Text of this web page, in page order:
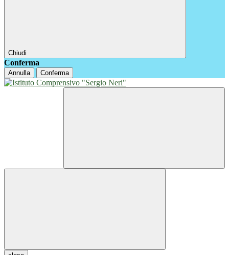
Chiudi
Conferma
Annulla Conferma